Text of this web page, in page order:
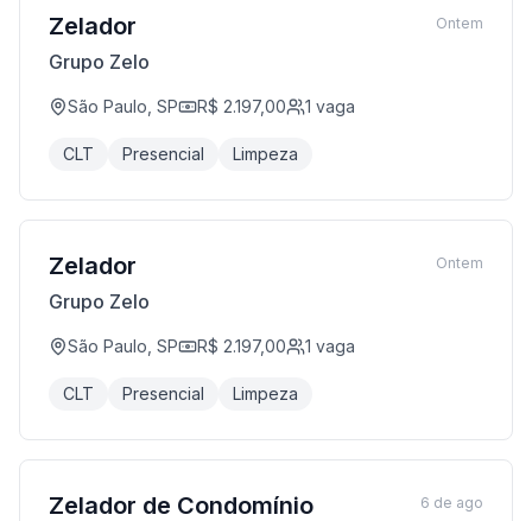
Zelador
Grupo Zelo
São Paulo, SP R$ 2.197,00 1 vaga
CLT Presencial Limpeza
Ontem
Zelador
Grupo Zelo
São Paulo, SP R$ 2.197,00 1 vaga
CLT Presencial Limpeza
Ontem
Zelador de Condomínio 6 de ago